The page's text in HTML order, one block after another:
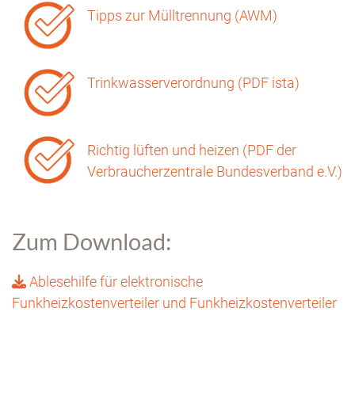
Tipps zur Mülltrennung (AWM)
Trinkwasserverordnung (PDF ista)
Richtig lüften und heizen (PDF der
Verbraucherzentrale Bundesverband e.V.)
Zum Download:
Ablesehilfe für elektronische
Funkheizkostenverteiler und Funkheizkostenverteiler